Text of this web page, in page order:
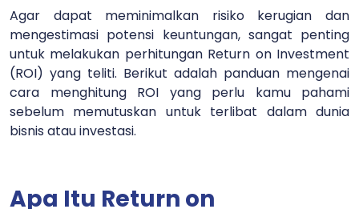
Agar dapat meminimalkan risiko kerugian dan
mengestimasi potensi keuntungan, sangat penting
untuk melakukan perhitungan Return on Investment
(ROI) yang teliti. Berikut adalah panduan mengenai
cara menghitung ROI yang perlu kamu pahami
sebelum memutuskan untuk terlibat dalam dunia
bisnis atau investasi.
Apa Itu Return on